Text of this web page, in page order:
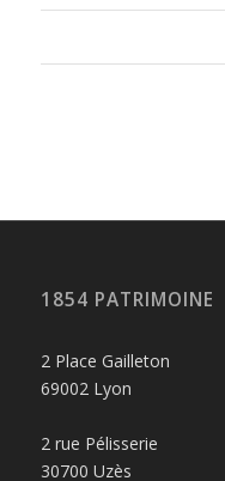
1854 PATRIMOINE
2 Place Gailleton
69002 Lyon
2 rue Pélisserie
30700 Uzès